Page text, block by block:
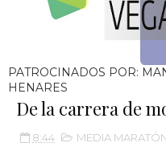
PATROCINADOS POR:
HENARES
De la carrera de
8:44 MEDIA